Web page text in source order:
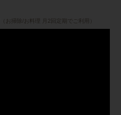
（お掃除/お料理 月2回定期でご利用）